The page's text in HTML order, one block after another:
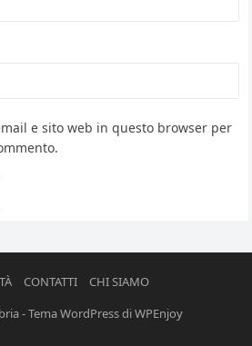
e sito web in questo browser per
CONTATTI
CHI SIAMO
-Tema WordPressdiWPEnjoy